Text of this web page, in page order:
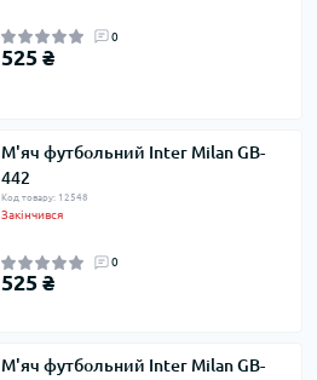
0
525 ₴
М'яч футбольний Inter Milan GB-
442
Код товару: 12548
Закінчився
0
525 ₴
М'яч футбольний Inter Milan GB-